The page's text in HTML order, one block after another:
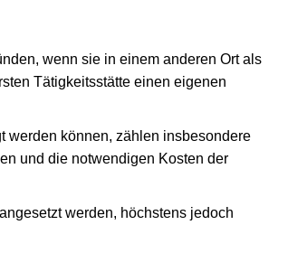
wenn sie in einem anderen Ort als
Tätigkeitsstätte einen eigenen
werden können, zählen insbesondere
und die notwendigen Kosten der
werden, höchstens jedoch